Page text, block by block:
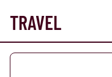
TRAVEL